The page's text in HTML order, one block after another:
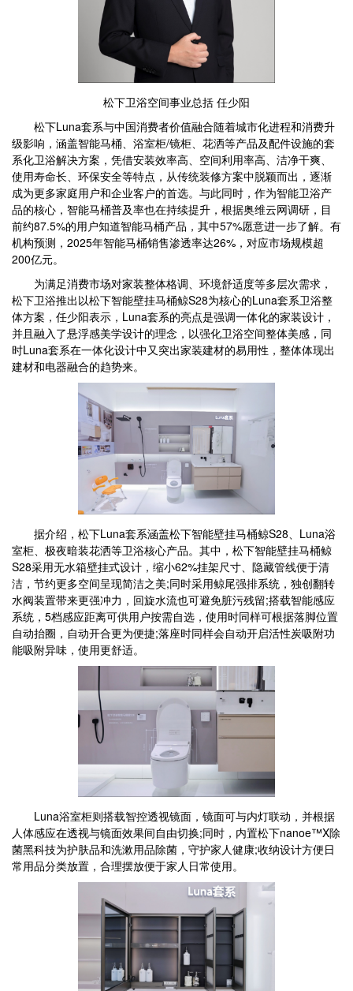
松下卫浴空间事业总括 任少阳
松下Luna套系与中国消费者价值融合随着城市化进程和消费升
级影响，涵盖智能马桶、浴室柜/镜柜、花洒等产品及配件设施的套
系化卫浴解决方案，凭借安装效率高、空间利用率高、洁净干爽、
使用寿命长、环保安全等特点，从传统装修方案中脱颖而出，逐渐
成为更多家庭用户和企业客户的首选。与此同时，作为智能卫浴产
品的核心，智能马桶普及率也在持续提升，根据奥维云网调研，目
前约87.5%的用户知道智能马桶产品，其中57%愿意进一步了解。有
机构预测，2025年智能马桶销售渗透率达26%，对应市场规模超
200亿元。
为满足消费市场对家装整体格调、环境舒适度等多层次需求，
松下卫浴推出以松下智能壁挂马桶鲸S28为核心的Luna套系卫浴整
体方案，任少阳表示，Luna套系的亮点是强调一体化的家装设计，
并且融入了悬浮感美学设计的理念，以强化卫浴空间整体美感，同
时Luna套系在一体化设计中又突出家装建材的易用性，整体体现出
建材和电器融合的趋势来。
据介绍，松下Luna套系涵盖松下智能壁挂马桶鲸S28、Luna浴
室柜、极夜暗装花洒等卫浴核心产品。其中，松下智能壁挂马桶鲸
S28采用无水箱壁挂式设计，缩小62%挂架尺寸、隐藏管线便于清
洁，节约更多空间呈现简洁之美;同时采用鲸尾强排系统，独创翻转
水阀装置带来更强冲力，回旋水流也可避免脏污残留;搭载智能感应
系统，5档感应距离可供用户按需自选，使用时同样可根据落脚位置
自动抬圈，自动开合更为便捷;落座时同样会自动开启活性炭吸附功
能吸附异味，使用更舒适。
Luna浴室柜则搭载智控透视镜面，镜面可与内灯联动，并根据
人体感应在透视与镜面效果间自由切换;同时，内置松下nanoe™X除
菌黑科技为护肤品和洗漱用品除菌，守护家人健康;收纳设计方便日
常用品分类放置，合理摆放便于家人日常使用。